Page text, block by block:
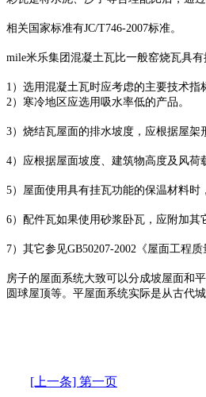
相关国家标准有JC/T746-2007标准。
mile米乐集团混凝土瓦比一般窑烧瓦具
1）选用混凝土瓦时应考虑的主要技术指
2）寒冷地区应选用吸水率低的产品。
3）烧结瓦屋面的排水坡度，应根据屋架
4）应根据屋面坡度、建筑物高度及风荷
5）屋面使用具有挂瓦功能的保温材料时
6）配件瓦如果使用砂浆卧瓦，应附加其
7）其它参见GB50207-2002《屋面工程
房子的屋面系统大致可以分成坡屋面和
圆球屋顶等。平屋面系统实际是从古代
[上一条] 第一页